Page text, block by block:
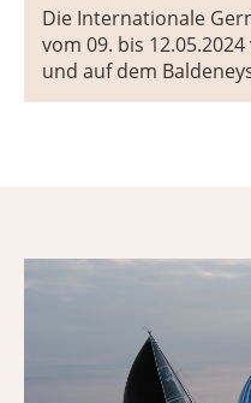
Die Internationale
vom 09. bis
und auf dem